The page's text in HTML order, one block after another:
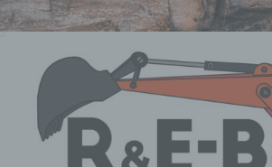
d) Einschränkung der
die Markierung
personenbezogener
Ziel, ihre künftige
einzuschränken.
e) Profiling